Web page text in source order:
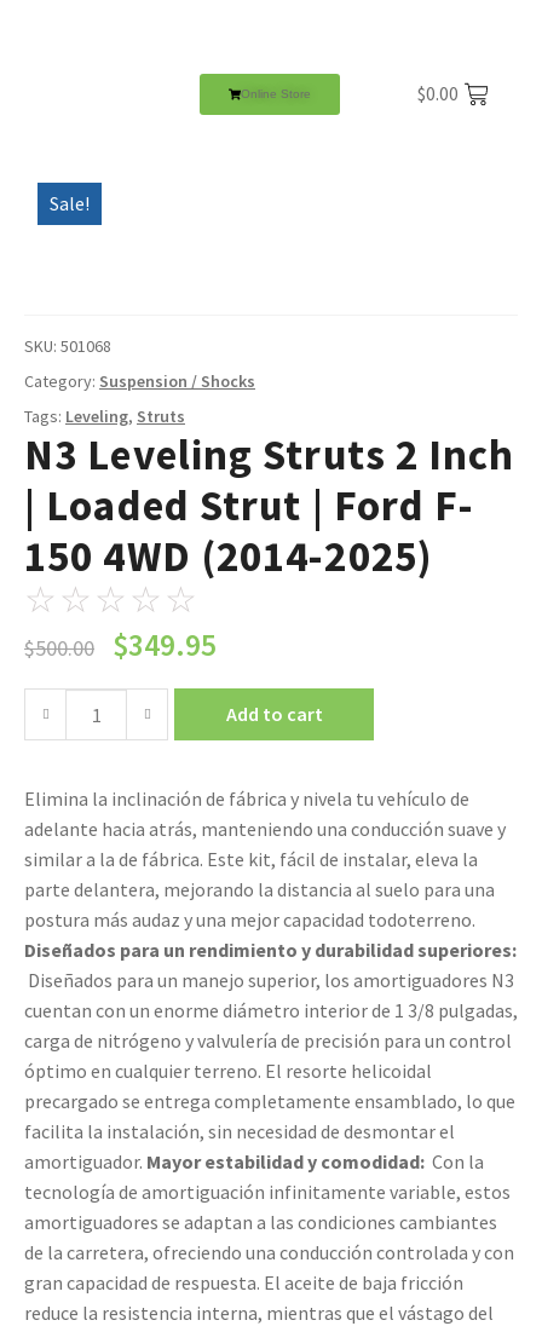
Online Store $0.00
Sale!
SKU: 501068
Category: Suspension / Shocks
Tags: Leveling, Struts
N3 Leveling Struts 2 Inch
| Loaded Strut | Ford F-
150 4WD (2014-2025)
☆ ☆ ☆ ☆ ☆
$500.00 $349.95
Add to cart
Elimina la inclinación de fábrica y nivela tu vehículo de
adelante hacia atrás, manteniendo una conducción suave y
similar a la de fábrica. Este kit, fácil de instalar, eleva la
parte delantera, mejorando la distancia al suelo para una
postura más audaz y una mejor capacidad todoterreno.
Diseñados para un rendimiento y durabilidad superiores:
Diseñados para un manejo superior, los amortiguadores N3
cuentan con un enorme diámetro interior de 1 3/8 pulgadas,
carga de nitrógeno y valvulería de precisión para un control
óptimo en cualquier terreno. El resorte helicoidal
precargado se entrega completamente ensamblado, lo que
facilita la instalación, sin necesidad de desmontar el
amortiguador. Mayor estabilidad y comodidad: Con la
tecnología de amortiguación infinitamente variable, estos
amortiguadores se adaptan a las condiciones cambiantes
de la carretera, ofreciendo una conducción controlada y con
gran capacidad de respuesta. El aceite de baja fricción
reduce la resistencia interna, mientras que el vástago del